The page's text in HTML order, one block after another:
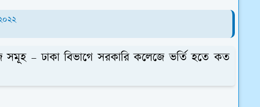
সমূহ – ঢাকা বিভাগে সরকারি কলেজে ভর্তি হতে কত